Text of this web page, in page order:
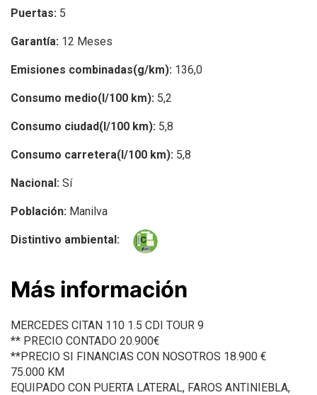
Puertas: 5
Garantía: 12 Meses
Emisiones combinadas(g/km): 136,0
Consumo medio(l/100 km): 5,2
Consumo ciudad(l/100 km): 5,8
Consumo carretera(l/100 km): 5,8
Nacional: Sí
Población: Manilva
Distintivo ambiental:
Más información
MERCEDES CITAN 110 1.5 CDI TOUR 9
** PRECIO CONTADO 20.900€
**PRECIO SI FINANCIAS CON NOSOTROS 18.900 €
75.000 KM
EQUIPADO CON PUERTA LATERAL, FAROS ANTINIEBLA,